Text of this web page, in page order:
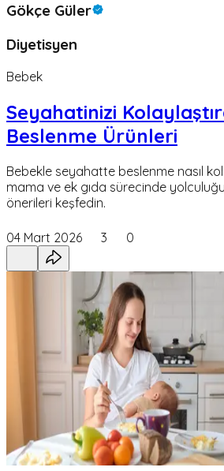
Gökçe Güler
Diyetisyen
Bebek
Seyahatinizi
Beslenme Ürünleri
Bebekle seyahatte beslenme nasıl
mama ve ek gıda sürecinde
önerileri keşfedin.
04 Mart 2026 3 0